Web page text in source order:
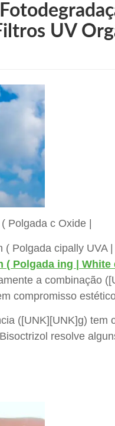
UV
Polgada c Oxide |
Polgada cipally UVA
( Polgada ing | White
a combinação
compromisso
([UNK][UNK]g) tem
resolve